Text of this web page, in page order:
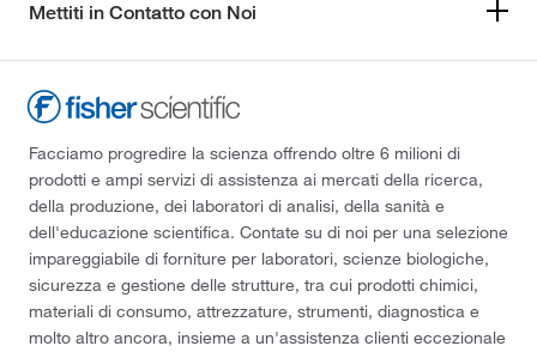
Mettiti in Contatto con Noi
Facciamo progredire la scienza offrendo oltre 6 milioni di
prodotti e ampi servizi di assistenza ai mercati della ricerca,
della produzione, dei laboratori di analisi, della sanità e
dell'educazione scientifica. Contate su di noi per una selezione
impareggiabile di forniture per laboratori, scienze biologiche,
sicurezza e gestione delle strutture, tra cui prodotti chimici,
materiali di consumo, attrezzature, strumenti, diagnostica e
molto altro ancora, insieme a un'assistenza clienti eccezionale